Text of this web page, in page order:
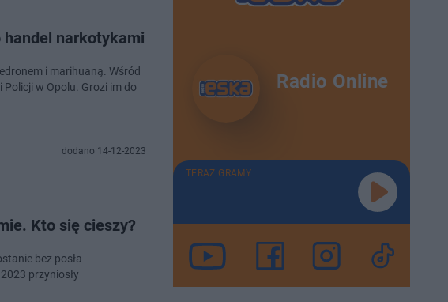
handel narkotykami
i marihuaną. Wśród
w Opolu. Grozi im do
dodano 14-12-2023
Kto się cieszy?
bez posła
przyniosły
Radio Online
TERAZ GRAMY